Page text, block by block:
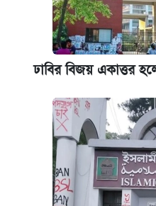
ঢাবির বিজয় একাত্তর